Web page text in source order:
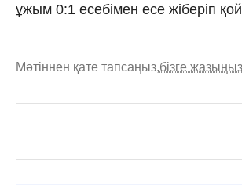
ұжым 0:1 есебімен есе жіберіп
Мәтіннен қате тапсаңыз,бізге жазыңыз